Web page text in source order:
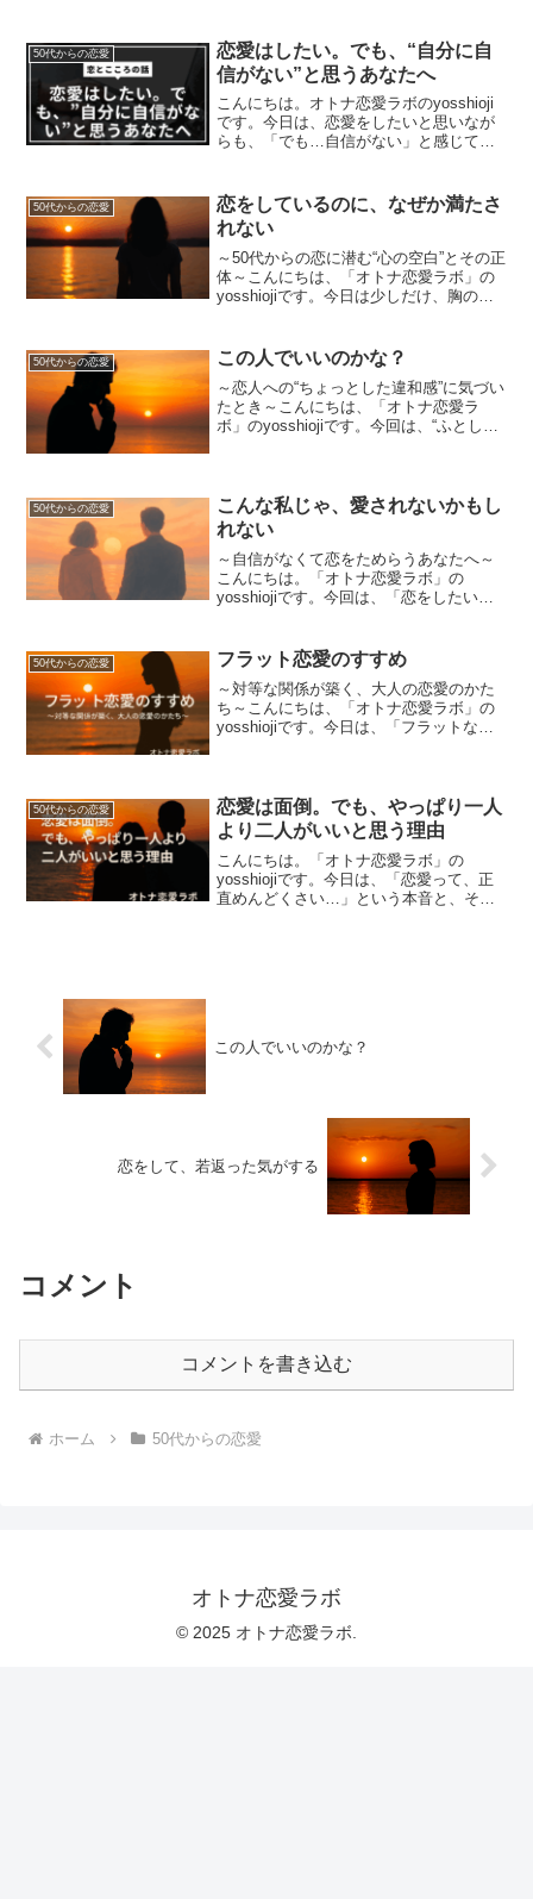
50代からの恋愛
恋愛はしたい。でも、“自分に自
信がない”と思うあなたへ
こんにちは。オトナ恋愛ラボのyosshioji
です。今日は、恋愛をしたいと思いなが
らも、「でも…自信がない」と感じてし
うと、魅力的で自分に余裕があって人に
好かれるスキル...
50代からの恋愛
恋をしているのに、なぜか満たさ
れない
～50代からの恋に潜む“心の空白”とその正
体～こんにちは、「オトナ恋愛ラボ」の
yosshiojiです。今日は少しだけ、胸の奥
のに、満たされないあなたは今、恋をし
て...
50代からの恋愛 この人でいいのかな？
～恋人への“ちょっとした違和感”に気づい
たとき～こんにちは、「オトナ恋愛ラ
ボ」のyosshiojiです。今回は、“ふとした
間、ありま...
50代からの恋愛
こんな私じゃ、愛されないかもし
れない
～自信がなくて恋をためらうあなたへ～
こんにちは。「オトナ恋愛ラボ」の
yosshiojiです。今回は、「恋をしたいけ
め息「もう若くないし…」「シワもシミ
も増えたし…」「...
50代からの恋愛 フラット恋愛のすすめ
～対等な関係が築く、大人の恋愛のかた
ち～こんにちは、「オトナ恋愛ラボ」の
yosshiojiです。今日は、「フラットな恋
な恋愛とは最...
50代からの恋愛
恋愛は面倒。でも、やっぱり一人
より二人がいいと思う理由
こんにちは。「オトナ恋愛ラボ」の
yosshiojiです。今日は、「恋愛って、正
直めんどくさい…」という本音と、それ
この人でいいのかな？
恋をして、若返った気がする
コメント
コメントを書き込む
ホーム 50代からの恋愛
オトナ恋愛ラボ
© 2025 オトナ恋愛ラボ.